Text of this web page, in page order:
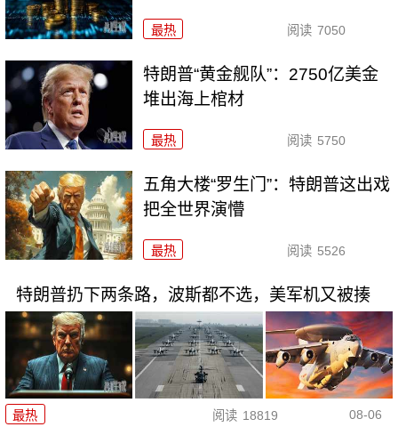
最热 阅读 7050
特朗普“黄金舰队”：2750亿美金
堆出海上棺材
最热 阅读 5750
五角大楼“罗生门”：特朗普这出戏
把全世界演懵
最热 阅读 5526
特朗普扔下两条路，波斯都不选，美军机又被揍
最热 阅读 18819 08-06